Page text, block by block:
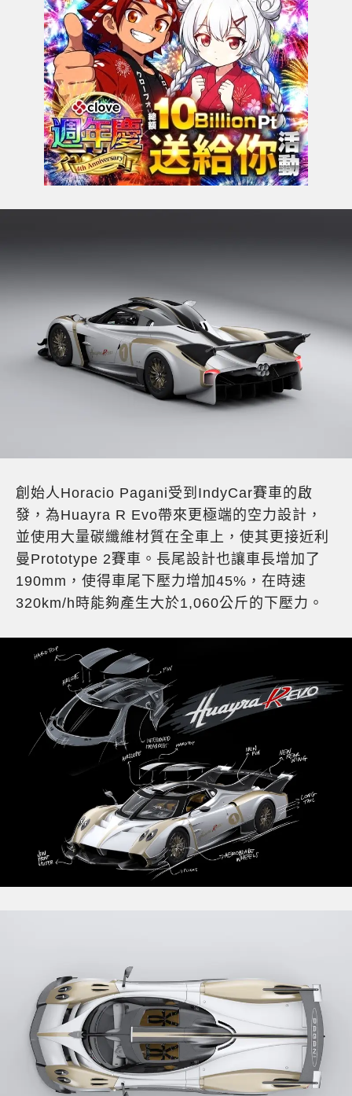
創始人Horacio Pagani受到IndyCar賽車的啟
發，為Huayra R Evo帶來更極端的空力設計，
並使用大量碳纖維材質在全車上，使其更接近利
曼Prototype 2賽車。長尾設計也讓車長增加了
190mm，使得車尾下壓力增加45%，在時速
320km/h時能夠產生大於1,060公斤的下壓力。